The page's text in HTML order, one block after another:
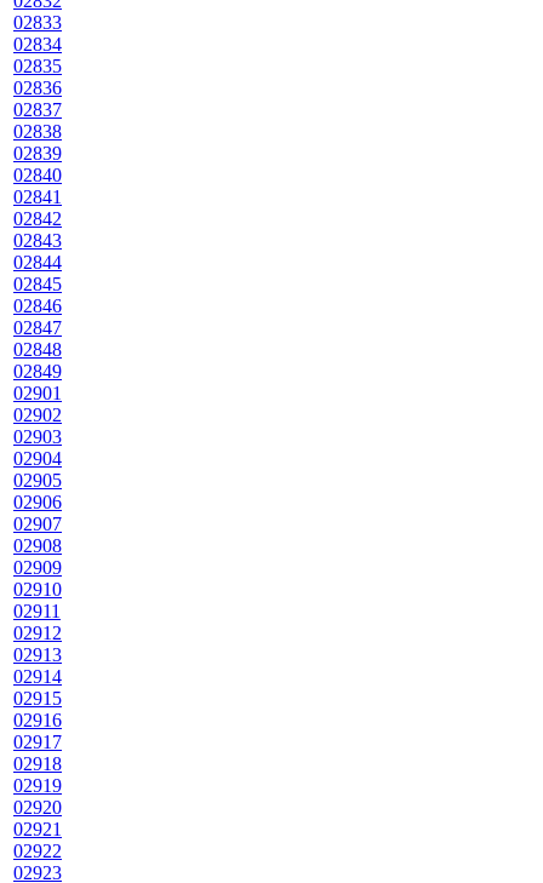
02833
02834
02835
02836
02837
02838
02839
02840
02841
02842
02843
02844
02845
02846
02847
02848
02849
02901
02902
02903
02904
02905
02906
02907
02908
02909
02910
02911
02912
02913
02914
02915
02916
02917
02918
02919
02920
02921
02922
02923